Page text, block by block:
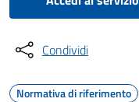
Condividi
Normativa di riferimento